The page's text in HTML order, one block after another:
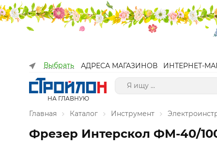
Выбрать АДРЕСА МАГАЗИНОВ ИНТЕРНЕТ-
НА ГЛАВНУЮ
Главная Каталог Инструмент
Фрезер Интерскол ФМ-40/